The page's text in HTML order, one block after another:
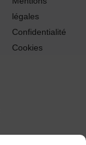
légales
Confidentialité
Cookies